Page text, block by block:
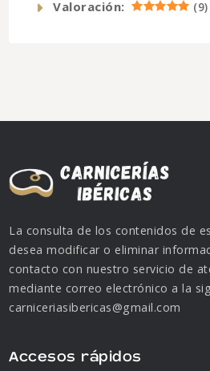
Valoración: (9)
La consulta de los contenidos de
desea modificar o eliminar
contacto con nuestro servicio de
mediante correo electrónico a la
carniceriasibericas@gmail.com
Accesos rápidos